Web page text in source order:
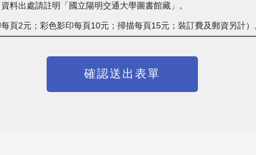
料出處請註明「國立陽明交通大學圖書館藏」。
頁2元；彩色影印每頁10元；掃描每頁15元；裝訂費及郵資另計）